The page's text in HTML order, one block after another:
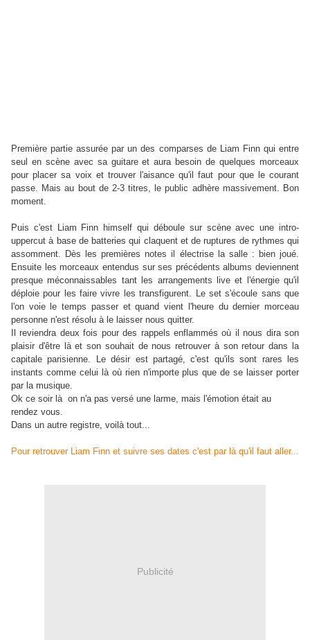
Première partie assurée par un des comparses de Liam Finn qui entre
seul en scène avec sa guitare et aura besoin de quelques morceaux
pour placer sa voix et trouver l'aisance qu'il faut pour que le courant
passe. Mais au bout de 2-3 titres, le public adhère massivement. Bon
moment.
Puis c'est Liam Finn himself qui déboule sur scène avec une intro-
uppercut à base de batteries qui claquent et de ruptures de rythmes qui
assomment. Dès les premières notes il électrise la salle : bien joué.
Ensuite les morceaux entendus sur ses précédents albums deviennent
presque méconnaissables tant les arrangements live et l'énergie qu'il
déploie pour les faire vivre les transfigurent. Le set s'écoule sans que
l'on voie le temps passer et quand vient l'heure du dernier morceau
personne n'est résolu à le laisser nous quitter.
Il reviendra deux fois pour des rappels enflammés où il nous dira son
plaisir d'être là et son souhait de nous retrouver à son retour dans la
capitale parisienne. Le désir est partagé, c'est qu'ils sont rares les
instants comme celui là où rien n'importe plus que de se laisser porter
par la musique.
Ok ce soir là on n'a pas versé une larme, mais l'émotion était au
rendez vous.
Dans un autre registre, voilà tout...
Pour retrouver Liam Finn et suivre ses dates c'est par là qu'il faut aller...
Publicité